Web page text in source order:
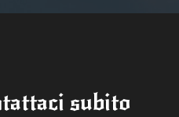
subito